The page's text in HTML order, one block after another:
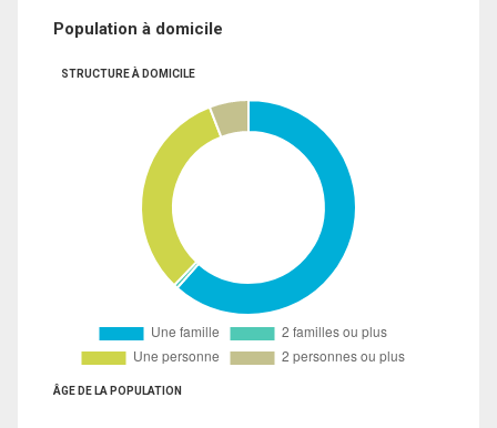
Population à domicile
STRUCTURE À DOMICILE
ÂGE DE LA POPULATION